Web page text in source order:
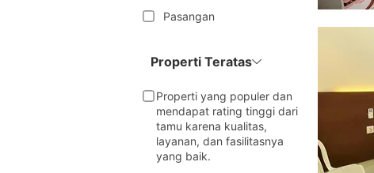
Pasangan
Properti Teratas
Properti yang populer dan
mendapat rating tinggi dari
tamu karena kualitas,
layanan, dan fasilitasnya
yang baik.